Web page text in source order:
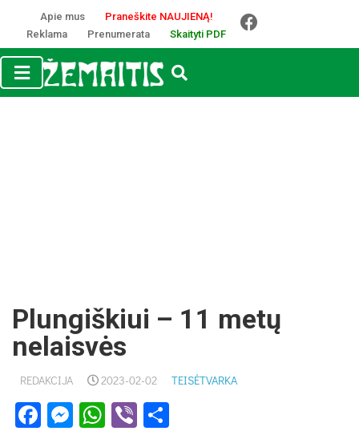
Apie mus
Praneškite NAUJIENĄ!
Reklama
Prenumerata Skaityti PDF
Plungiškiui – 11 metų
nelaisvės
REDAKCIJA 2023-02-02 TEISĖTVARKA
Facebook
Messenger
WhatsApp
Viber